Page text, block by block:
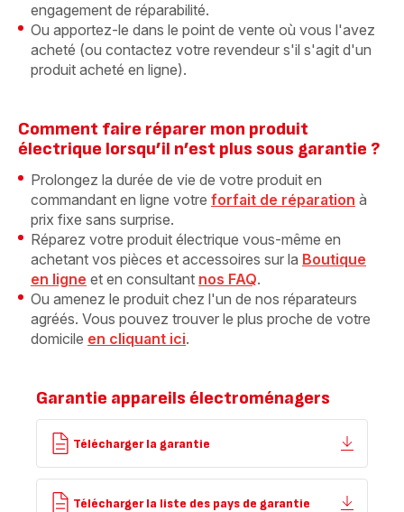
engagement de réparabilité.
Ou apportez-le dans le point de vente où vous l'avez
acheté (ou contactez votre revendeur s'il s'agit d'un
produit acheté en ligne).
Comment faire réparer mon produit
électrique lorsqu’il n’est plus sous garantie ?
Prolongez la durée de vie de votre produit en
commandant en ligne votre forfait de réparation à
prix fixe sans surprise.
Réparez votre produit électrique vous-même en
achetant vos pièces et accessoires sur la Boutique
en ligne et en consultant nos FAQ.
Ou amenez le produit chez l'un de nos réparateurs
agréés. Vous pouvez trouver le plus proche de votre
domicile en cliquant ici.
Garantie appareils électroménagers
Télécharger la garantie
Télécharger la liste des pays de garantie